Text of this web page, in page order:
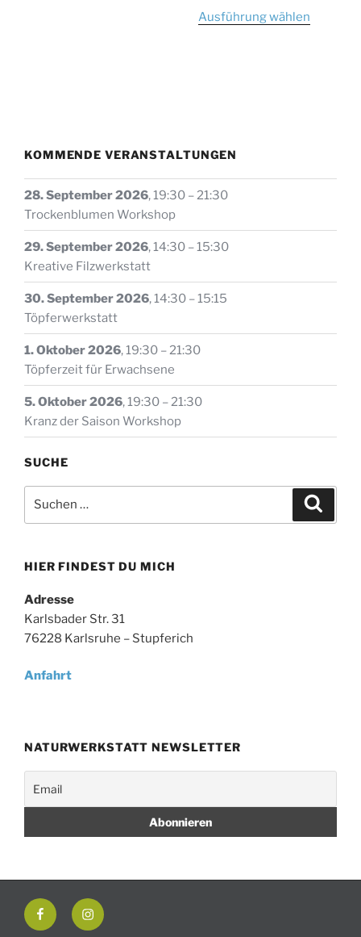
auf
werden
Ausführung wählen
KOMMENDE VERANSTALTUNGEN
28. September 2026,19:30 –21:30
Trockenblumen Workshop
29. September 2026,14:30 –15:30
Kreative Filzwerkstatt
30. September 2026,14:30 –15:15
Töpferwerkstatt
1. Oktober 2026,19:30 –21:30
Töpferzeit für Erwachsene
5. Oktober 2026,19:30 –21:30
Kranz der Saison Workshop
SUCHE
nach:
HIER FINDEST DU MICH
Adresse
Karlsbader Str. 31
76228 Karlsruhe – Stupferich
Anfahrt
NATURWERKSTATT NEWSLETTER
FacebookInstagram